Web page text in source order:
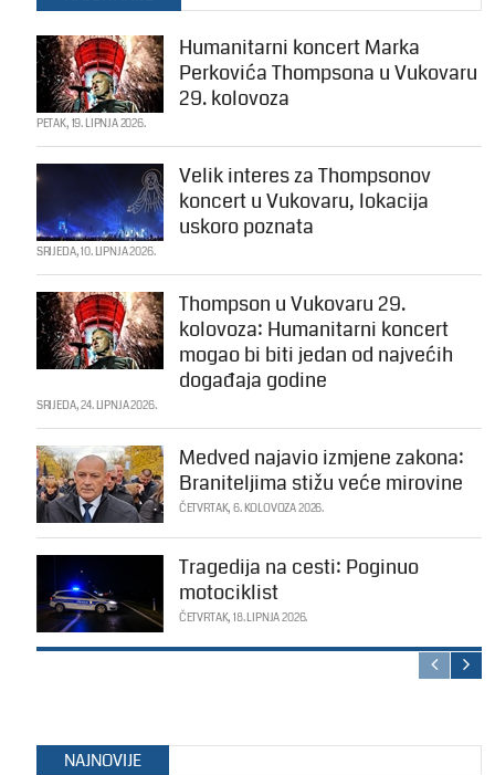
Humanitarni koncert Marka
Perkovića Thompsona u Vukovaru
29. kolovoza
PETAK, 19. LIPNJA 2026.
Velik interes za Thompsonov
koncert u Vukovaru, lokacija
uskoro poznata
SRIJEDA, 10. LIPNJA 2026.
Thompson u Vukovaru 29.
kolovoza: Humanitarni koncert
mogao bi biti jedan od najvećih
događaja godine
SRIJEDA, 24. LIPNJA 2026.
Medved najavio izmjene zakona:
Braniteljima stižu veće mirovine
ČETVRTAK, 6. KOLOVOZA 2026.
Tragedija na cesti: Poginuo
motociklist
ČETVRTAK, 18. LIPNJA 2026.
NAJNOVIJE